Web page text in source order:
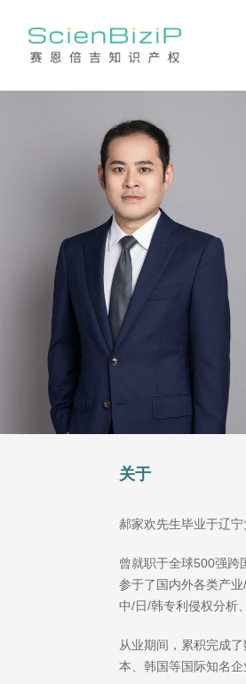
关于
郝家欢先生毕业于辽
曾就职于全球500强跨
参于了国内外各类产
中/日/韩专利侵权分析
从业期间，累积完成
本、韩国等国际知名